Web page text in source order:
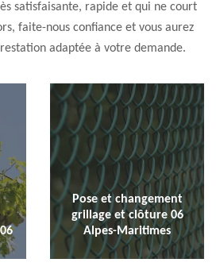
satisfaisante, rapide et qui ne court
faite-nous confiance et vous aurez
adaptée à votre demande.
Pose et changement
grillage et clôture 06
Alpes-Maritimes